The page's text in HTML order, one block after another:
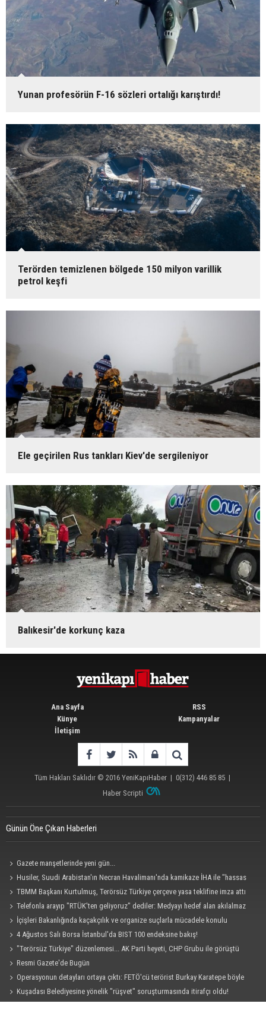
Yunan profesörün F-16 sözleri ortalığı karıştırdı!
Terörden temizlenen bölgede 150 milyon varillik
petrol keşfi
Ele geçirilen Rus tankları Kiev'de sergileniyor
Balıkesir'de korkunç kaza
Ana Sayfa
Künye
İletişim
RSS
Kampanyalar
Tüm Hakları Saklıdır © 2016 YeniKapıHaber| 0(312) 446 85 85|
Haber Scripti
Günün Öne Çıkan Haberleri
Gazete manşetlerinde yeni gün...
Husiler, Suudi Arabistan'ın Necran Havalimanı'nda kamikaze İHA ile "hassas
bir hedefi" vurduklarını açıkladı
TBMM Başkanı Kurtulmuş, Terörsüz Türkiye çerçeve yasa teklifine imza attı
Telefonla arayıp "RTÜK'ten geliyoruz" dediler: Medyayı hedef alan akılalmaz
tuzak ifşa oldu
İçişleri Bakanlığında kaçakçılık ve organize suçlarla mücadele konulu
güvenlik toplantısı yapıldı
4 Ağustos Salı Borsa İstanbul'da BIST 100 endeksine bakış!
"Terörsüz Türkiye" düzenlemesi... AK Parti heyeti, CHP Grubu ile görüştü
Resmi Gazete'de Bugün
Operasyonun detayları ortaya çıktı: FETÖ'cü terörist Burkay Karatepe böyle
yakalandı!
Kuşadası Belediyesine yönelik "rüşvet" soruşturmasında itirafçı oldu!